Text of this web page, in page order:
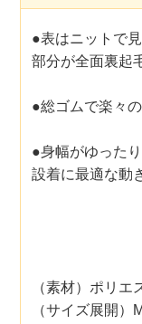
●表はニットで
部分が全面裏起
●総ゴムで楽々
●身幅がゆった
設着に最適な動
（素材）ポリエ
（サイズ展開）